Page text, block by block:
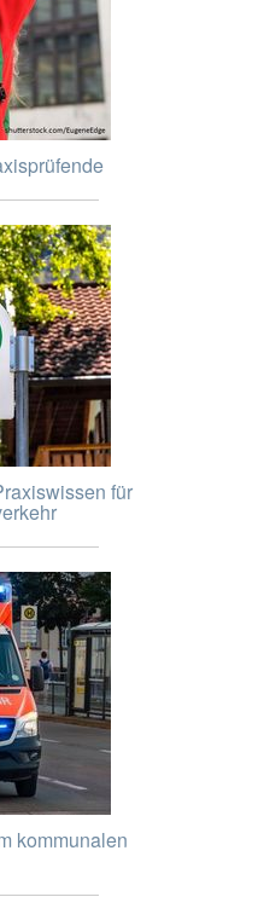
für
kommunalen